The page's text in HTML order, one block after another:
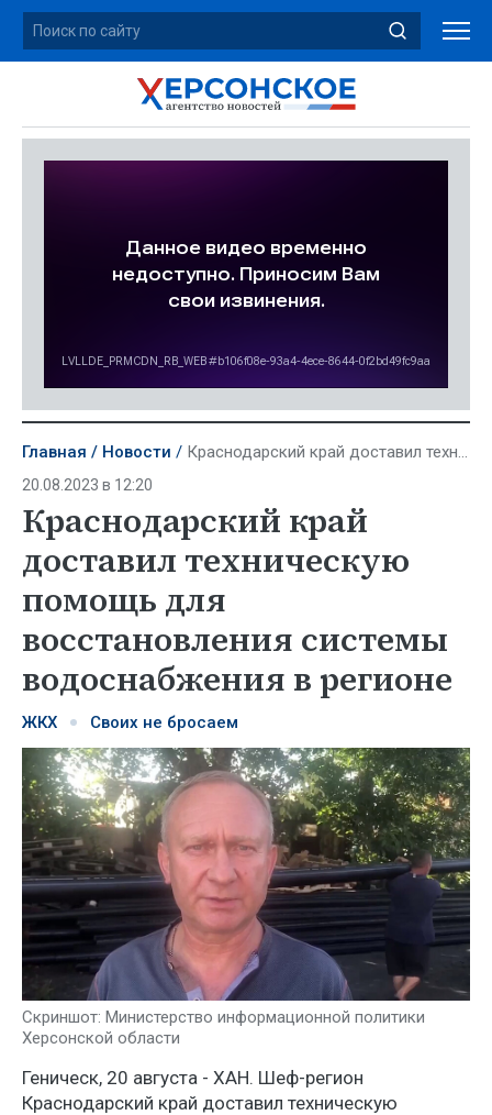
Главная Новости Краснодарский край доставил техническую помощь для восстановления системы водоснабжения в регионе
20.08.2023 в 12:20
Краснодарский край
доставил техническую
помощь для
восстановления системы
водоснабжения в регионе
ЖКХ Своих не бросаем
Скриншот: Министерство информационной политики
Херсонской области
Геническ, 20 августа - ХАН. Шеф-регион
Краснодарский край доставил техническую